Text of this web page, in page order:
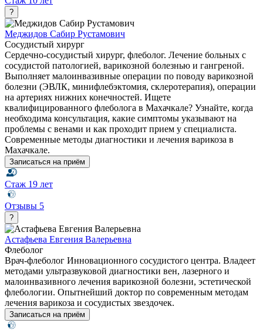
?
Меджидов Сабир Рустамович
Сосудистый хирург
Сердечно-сосудистый хирург, флеболог. Лечение больных с
сосудистой патологией, варикозной болезнью и гангреной.
Выполняет малоинвазивные операции по поводу варикозной
болезни (ЭВЛК, минифлебэктомия, склеротерапия), операции
на артериях нижних конечностей. Ищете
квалифицированного флеболога в Махачкале? Узнайте, когда
необходима консультация, какие симптомы указывают на
проблемы с венами и как проходит прием у специалиста.
Современные методы диагностики и лечения варикоза в
Махачкале.
Записаться на приём
Стаж 19 лет
Отзывы 5
?
Астафьева Евгения Валерьевна
Флеболог
Врач-флеболог Инновационного сосудистого центра. Владеет
методами ультразвуковой диагностики вен, лазерного и
малоинвазивного лечения варикозной болезни, эстетической
флебологии. Опытнейший доктор по современным методам
лечения варикоза и сосудистых звездочек.
Записаться на приём